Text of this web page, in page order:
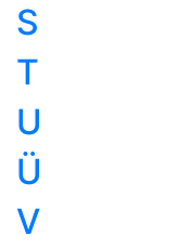
S
T
U
Ü
V